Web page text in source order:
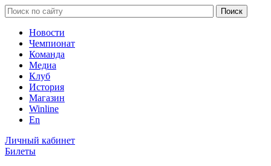
Новости
Чемпионат
Команда
Медиа
Клуб
История
Магазин
Winline
En
Личный кабинет
Билеты